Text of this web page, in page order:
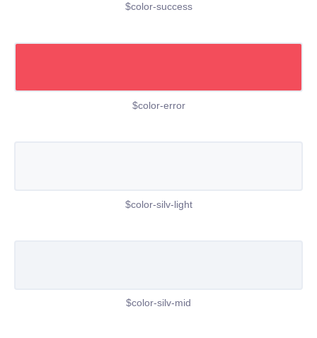
$color-success
$color-error
$color-silv-light
$color-silv-mid